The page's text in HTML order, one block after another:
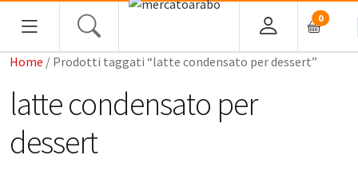
0
HOME
ALIMENTARI
COSMESI
Home / Prodotti taggati “latte condensato per dessert”
latte condensato per
dessert